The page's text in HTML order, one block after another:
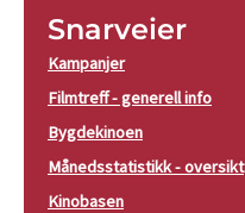
Snarveier
Kampanjer
Filmtreff - generell info
Bygdekinoen
Månedsstatistikk - oversikt
Kinobasen